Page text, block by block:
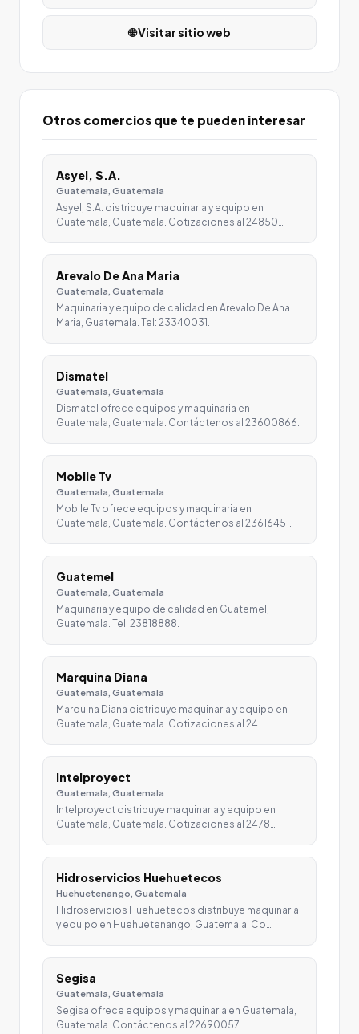
🌐 Visitar sitio web
Otros comercios que te pueden interesar
Asyel, S.A.
Guatemala, Guatemala
Asyel, S.A. distribuye maquinaria y equipo en
Guatemala, Guatemala. Cotizaciones al 24850…
Arevalo De Ana Maria
Guatemala, Guatemala
Maquinaria y equipo de calidad en Arevalo De Ana
Maria, Guatemala. Tel: 23340031.
Dismatel
Guatemala, Guatemala
Dismatel ofrece equipos y maquinaria en
Guatemala, Guatemala. Contáctenos al 23600866.
Mobile Tv
Guatemala, Guatemala
Mobile Tv ofrece equipos y maquinaria en
Guatemala, Guatemala. Contáctenos al 23616451.
Guatemel
Guatemala, Guatemala
Maquinaria y equipo de calidad en Guatemel,
Guatemala. Tel: 23818888.
Marquina Diana
Guatemala, Guatemala
Marquina Diana distribuye maquinaria y equipo en
Guatemala, Guatemala. Cotizaciones al 24…
Intelproyect
Guatemala, Guatemala
Intelproyect distribuye maquinaria y equipo en
Guatemala, Guatemala. Cotizaciones al 2478…
Hidroservicios Huehuetecos
Huehuetenango, Guatemala
Hidroservicios Huehuetecos distribuye maquinaria
y equipo en Huehuetenango, Guatemala. Co…
Segisa
Guatemala, Guatemala
Segisa ofrece equipos y maquinaria en Guatemala,
Guatemala. Contáctenos al 22690057.